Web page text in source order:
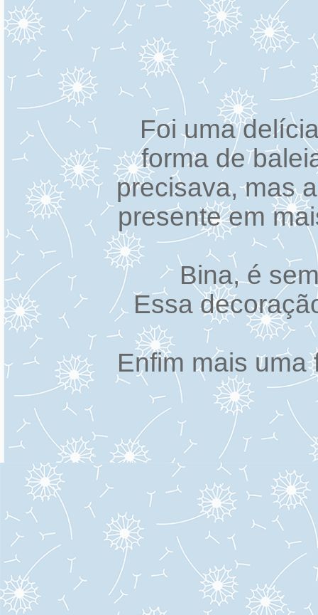
Foi uma
forma de
precisava, mas
presente em
Bina, é
Essa
Enfim mais uma